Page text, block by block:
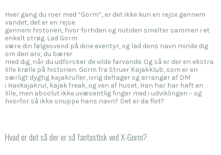
Hver gang du roer med “Gorm”, er det ikke kun en rejse gennem
vandet, det er en rejse
gennem historien, hvor fortiden og nutiden smelter sammen i et
enkelt strøg. Lad Gorm
være din følgesvend på dine eventyr, og lad dens navn minde dig
om den arv, du bærer
med dig, når du udforsker de vilde farvande. Og så er der en ekstra
lille krølle på historien: Gorm fra Struer Kajakklub, som er en
særligt dygtig kajakruller, ivrig deltager og arrangør af DM
i Havkajakrul, kajak freak, og ven af huset, Han har har haft en
lille, men absolut ikke uvæsentlig finger med i udviklingen – og
hvorfor så ikke snuppe hans navn? Det er da flot?
Hvad er det så der er så fantastisk ved X-Gorm?